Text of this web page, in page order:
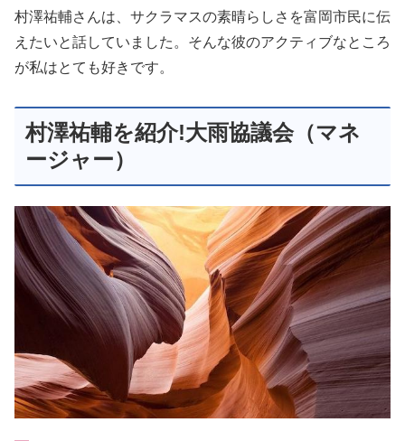
村澤祐輔さんは、サクラマスの素晴らしさを富岡市民に伝
えたいと話していました。そんな彼のアクティブなところ
が私はとても好きです。
村澤祐輔を紹介!大雨協議会（マネ
ージャー）